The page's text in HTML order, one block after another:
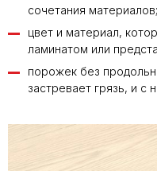
сочетания материалов;
цвет и материал,
ламинатом или
порожек без
застревает грязь, и с